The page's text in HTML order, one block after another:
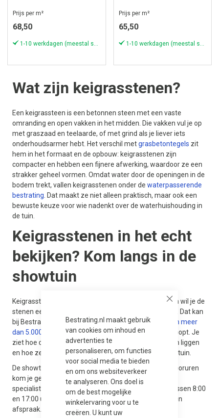
Close
Bestrating.nl maakt gebruik
van cookies om inhoud en
advertenties te
personaliseren, om functies
voor social media te bieden
en om ons websiteverkeer
te analyseren. Ons doel is
om de best mogelijke
winkelervaring voor u te
creëren. U kunt uw
Prijs per m²
68,50
1-10 werkdagen (meestal sneller)
Prijs per m²
65,50
1-10 werkdagen (meestal sneller)
Wat zijn keigrasstenen?
Een keigrassteen is een betonnen steen met een vaste
omranding en open vakken in het midden. Die vakken vul je op
met graszaad en teelaarde, of met grind als je liever iets
onderhoudsarmer hebt. Het verschil metgrasbetontegels zit
hem in het formaat en de opbouw: keigrasstenen zijn
compacter en hebben een fijnere afwerking, waardoor ze een
strakker geheel vormen. Omdat water door de openingen in de
bodem trekt, vallen keigrasstenen onder de waterpasserende
bestrating . Dat maakt ze niet alleen praktisch, maar ook een
bewuste keuze voor wie nadenkt over de waterhuishouding in
de tuin.
Keigrasstenen in het echt
bekijken? Kom langs in de
showtuin
Keigrasstenen bestellen is eenvoudig, maar misschien wil je de
stenen eerst in het echt zien voor je een keuze maakt. Dat kan
bij Bestrating.nl in Assen, waar je inonze showtuin van meer
dan 5.000 m²
door een groot aanbod aan bestrating loopt. Je
ziet hoe de kleuren eruitzien in daglicht, hoe de stenen liggen
en hoe ze zich verhouden tot andere materialen in de tuin.
De showtuin is 24/7 toegankelijk, dus ook buiten kantooruren
kom je gewoon binnen. Wil je persoonlijk advies? Onze
specialisten staan je graag te woord op werkdagen tussen 8:00
en 17:00 uur. Loop vrijblijvend langs of maak vooraf een
afspraak.